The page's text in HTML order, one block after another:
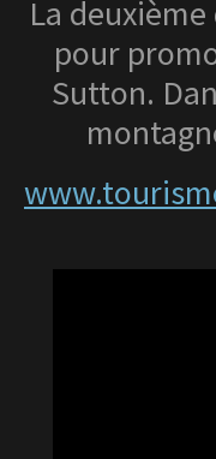
La
pour
Sutton.